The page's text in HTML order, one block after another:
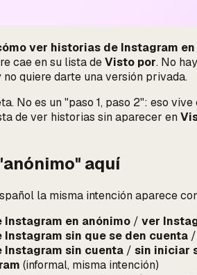
ver historias de Instagram
cae en su lista deVisto por. No
quiere darte una versión privada.
No es un "paso 1, paso 2": eso vive
de ver historias sin aparecer en
aquí
la misma intención aparece
en anónimo / ver
sin que se den cuenta /
sin cuenta / sin iniciar
(informal, misma intención)